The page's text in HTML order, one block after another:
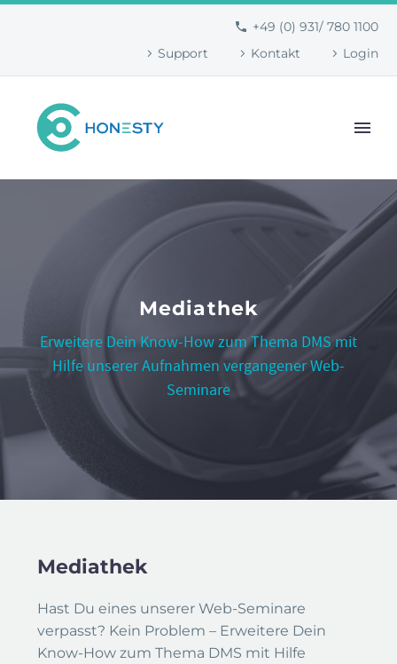
+49 (0) 931/ 780 1100
Support
Kontakt Login
Mediathek
Erweitere Dein Know-How zum Thema DMS mit
Hilfe unserer Aufnahmen vergangener Web-
Seminare
Mediathek
Hast Du eines unserer Web-Seminare
verpasst? Kein Problem – Erweitere Dein
Know-How zum Thema DMS mit Hilfe